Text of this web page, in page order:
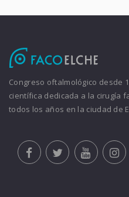
Congreso oftalmológico desde
científica dedicada a la cirugía
todos los años en la ciudad de